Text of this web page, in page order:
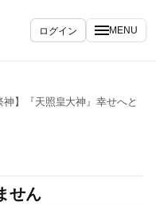
ログイン MENU
】『天照皇大神』幸せへと
せん